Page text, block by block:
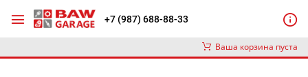
+7 (987) 688-88-33
Ваша корзина пуста